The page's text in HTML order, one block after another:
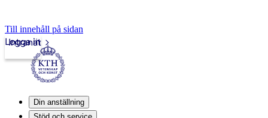
Till innehåll på sidan
Intranät
Logga in
Din anställning